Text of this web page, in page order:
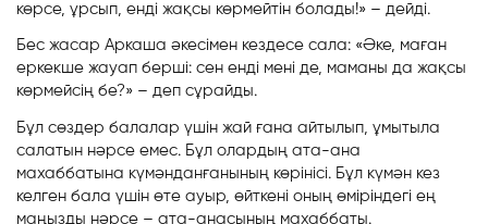
көрсе, ұрсып, енді жақсы көрмейтін болады!» – дейді.
Бес жасар Аркаша әкесімен кездесе сала: «Әке, маған
еркекше жауап берші: сен енді мені де, маманы да жақсы
көрмейсің бе?» – деп сұрайды.
Бұл сөздер балалар үшін жай ғана айтылып, ұмытыла
салатын нәрсе емес. Бұл олардың ата-ана
махаббатына күмәнданғанының көрінісі. Бұл күмән кез
келген бала үшін өте ауыр, өйткені оның өміріндегі ең
маңызды нәрсе – ата-анасының махаббаты.